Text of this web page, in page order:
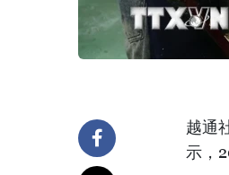
越通
示，